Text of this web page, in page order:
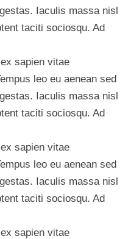
Iaculis massa nisl
taciti sociosqu. Ad
sapien vitae
leo eu aenean sed
Iaculis massa nisl
taciti sociosqu. Ad
sapien vitae
leo eu aenean sed
Iaculis massa nisl
taciti sociosqu. Ad
sapien vitae